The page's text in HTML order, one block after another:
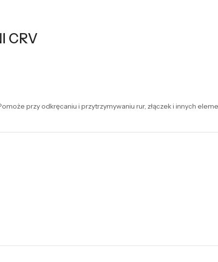
CRV
przy odkręcaniu i przytrzymywaniu rur, złączek i innych